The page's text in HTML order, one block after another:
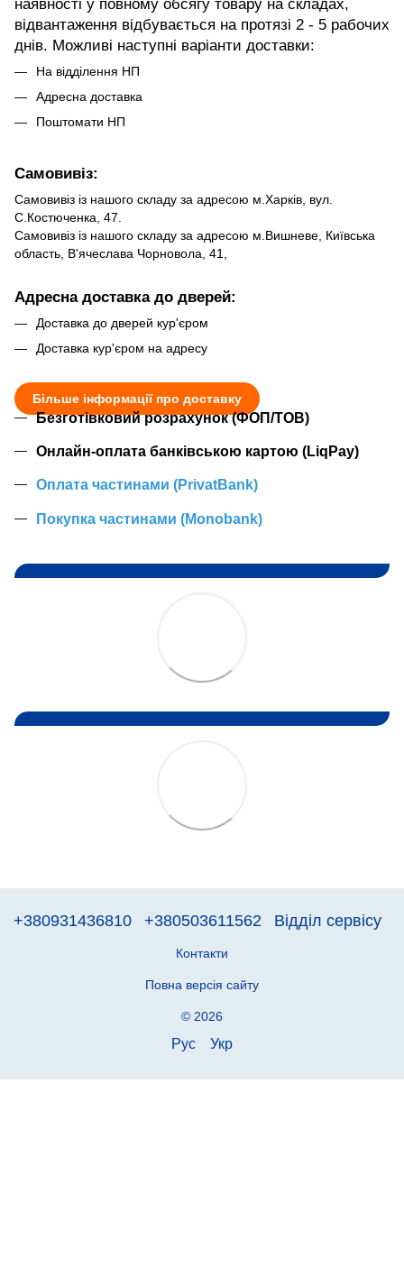
наявності у повному обсягу товару на складах,
відвантаження відбувається на протязі 2 - 5 рабочих
днів. Можливі наступні варіанти доставки:
На відділення НП
Адресна доставка
Поштомати НП
Самовивіз:
Самовивіз із нашого складу за адресою м.Харків, вул.
С.Костюченка, 47.
Самовивіз із нашого складу за адресою м.Вишневе, Київська
область, В'ячеслава Чорновола, 41,
Адресна доставка до дверей:
Доставка до дверей кур'єром
Доставка кур'єром на адресу
Більше інформації про доставку
Безготівковий розрахунок (ФОП/ТОВ)
Онлайн-оплата банківською картою (LiqPay)
Оплата частинами (PrivatBank)
Покупка частинами (Monobank)
+380931436810 +380503611562 Відділ сервісу
Контакти
Повна версія сайту
© 2026
Рус Укр